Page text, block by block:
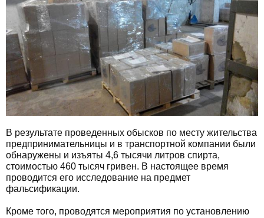
В результате проведенных обысков по месту жительства
предпринимательницы и в транспортной компании были
обнаружены и изъяты 4,6 тысячи литров спирта,
стоимостью 460 тысяч гривен. В настоящее время
проводится его исследование на предмет
фальсификации.
Кроме того, проводятся мероприятия по установлению